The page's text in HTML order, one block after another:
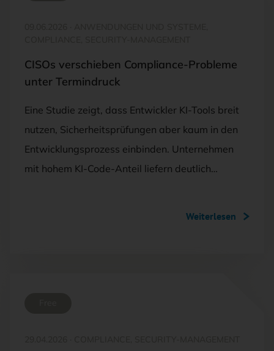
CISOs verschieben Compliance-Probleme
unter Termindruck
Eine Studie zeigt, dass Entwickler KI-Tools breit
nutzen, Sicherheitsprüfungen aber kaum in den
Entwicklungsprozess einbinden. Unternehmen
mit hohem KI-Code-Anteil liefern deutlich…
Weiterlesen